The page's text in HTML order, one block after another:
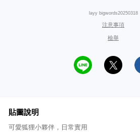
layy bigwords20250318
注意事項
檢舉
貼圖說明
可愛狐狸小夥伴，日常實用